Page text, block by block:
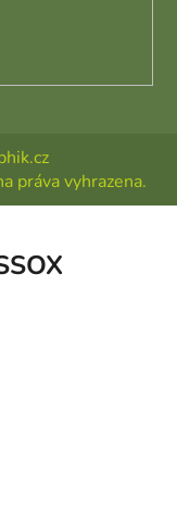
práva vyhrazena.